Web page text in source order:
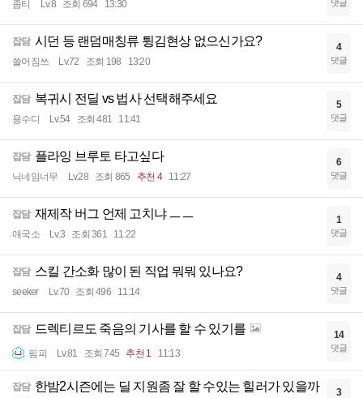
좀티 Lv.8 조회 694 13:30 댓글
잡담 시던 등 랜덤매칭류 튕김현상 없으신가요?
쓸어짐쓰 Lv.72 조회 198 13:20
4
댓글
잡담 복귀시 전딜 vs 법사 선택해주세요
용수디 Lv.54 조회 481 11:41
5
댓글
잡담 플라잉 브루토 타고싶다
닉네임너무 Lv.28 조회 865 추천 4 11:27
6
댓글
잡담 재제작 버그 언제 고치냐 ㅡㅡ
애국소 Lv.3 조회 361 11:22
1
댓글
잡담 스킬 간소화 많이 된 직업 뭐뭐 있나요?
seeker Lv.70 조회 496 11:14
4
댓글
잡담 드렉티르도 죽음의 기사를 할 수 있기를
핌피 Lv.81 조회 745 추천 1 11:13
14
댓글
잡담 한밤2시즌에는 딜 지원좀 잘 할 수있는 힐러가 있을까
3